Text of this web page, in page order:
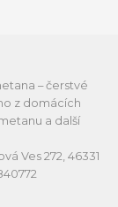
– čerstvé
z domácích
a další
Ves 272, 46331